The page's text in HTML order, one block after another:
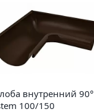
внутренний 90°
100/150